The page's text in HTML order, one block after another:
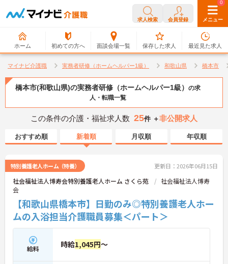
求人検索 会員登録 メニュー
ホーム 初めての方へ 面談会場一覧
0
保存した求人
0
最近見た求人
マイナビ介護職 実務者研修（ホームヘルパー1級） 和歌山県 橋本市
橋本市(和歌山県)の実務者研修（ホームヘルパー1級） の求
人・転職一覧
この条件の介護・福祉求人数 25件 ＋非公開求人
おすすめ順 新着順 月収順 年収順
特別養護老人ホーム（特養） 更新日：2026年06月15日
社会福祉法人博寿会特別養護老人ホーム さくら苑
社会福祉法人博寿
会
【和歌山県橋本市】日勤のみ◎特別養護老人ホー
ムの入浴担当介護職員募集＜パート＞
給料 時給1,045円～